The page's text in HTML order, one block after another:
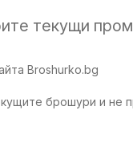
текущи
Broshurko.bg
брошури и не